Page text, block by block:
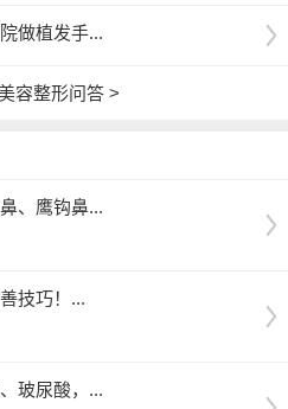
做植发手...
容整形问答 >
、鹰钩鼻...
技巧！...
玻尿酸，...